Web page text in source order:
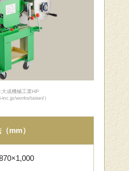
大成機械工業HP
inc.jp/works/taisei/）
mm）